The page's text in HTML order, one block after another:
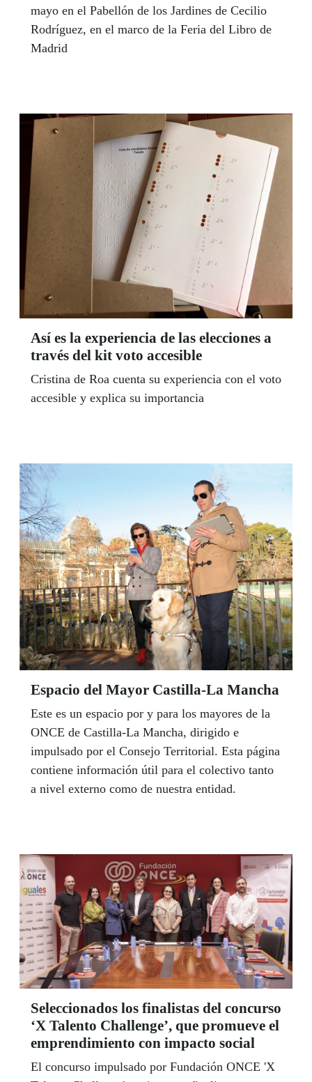
mayo en el Pabellón de los Jardines de Cecilio
Rodríguez, en el marco de la Feria del Libro de
Madrid
Así es la experiencia de las elecciones a
través del kit voto accesible
Cristina de Roa cuenta su experiencia con el voto
accesible y explica su importancia
Espacio del Mayor Castilla-La Mancha
Este es un espacio por y para los mayores de la
ONCE de Castilla-La Mancha, dirigido e
impulsado por el Consejo Territorial. Esta página
contiene información útil para el colectivo tanto
a nivel externo como de nuestra entidad.
Seleccionados los finalistas del concurso
‘X Talento Challenge’, que promueve el
emprendimiento con impacto social
El concurso impulsado por Fundación ONCE 'X